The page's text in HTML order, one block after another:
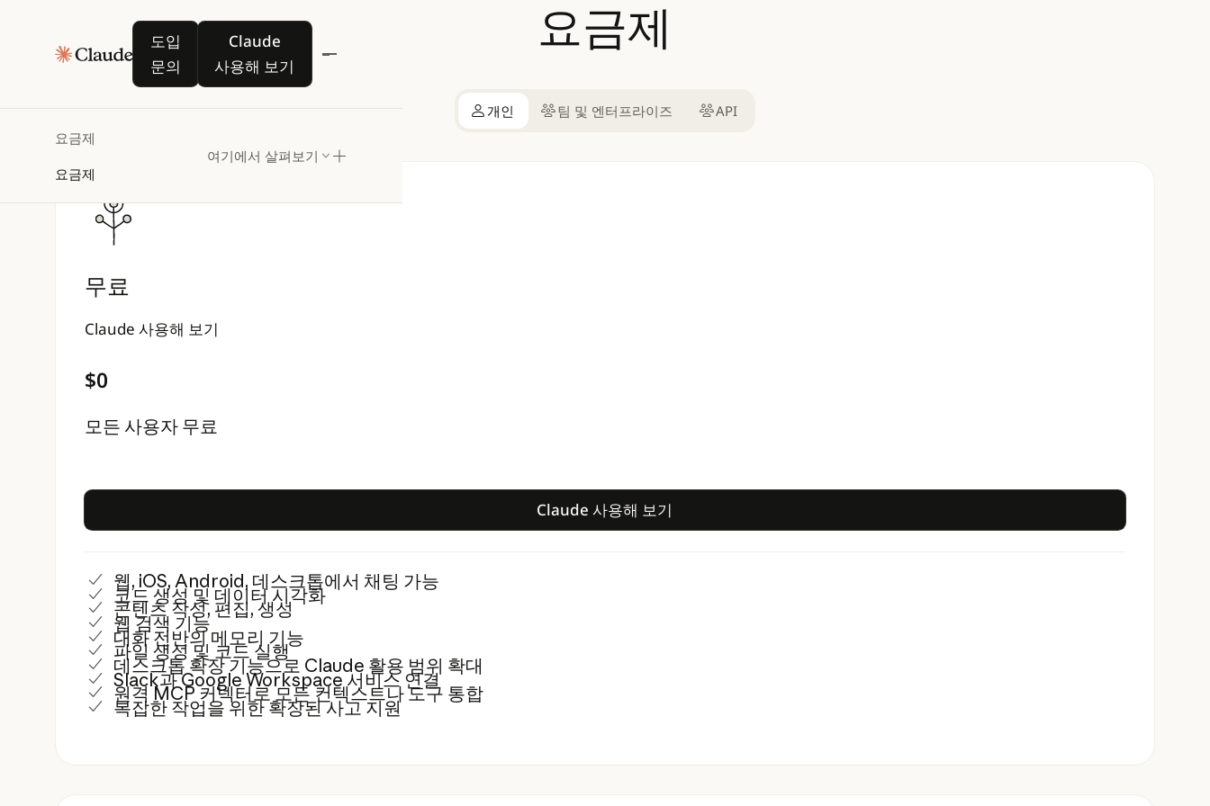
도입
문의
도입 문의
Claude
사용해 보기
Claude 사용해 보기
요금제
요금제
여기에서 살펴보기
요금제
개인 팀 및 엔터프라이즈 API
무료
Claude 사용해 보기
$0
모든 사용자 무료
Claude 사용해 보기
웹, iOS, Android, 데스크톱에서 채팅 가능
코드 생성 및 데이터 시각화
콘텐츠 작성, 편집, 생성
웹 검색 기능
대화 전반의 메모리 기능
파일 생성 및 코드 실행
데스크톱 확장 기능으로 Claude 활용 범위 확대
Slack과 Google Workspace 서비스 연결
원격 MCP 커넥터로 모든 컨텍스트나 도구 통합
복잡한 작업을 위한 확장된 사고 지원